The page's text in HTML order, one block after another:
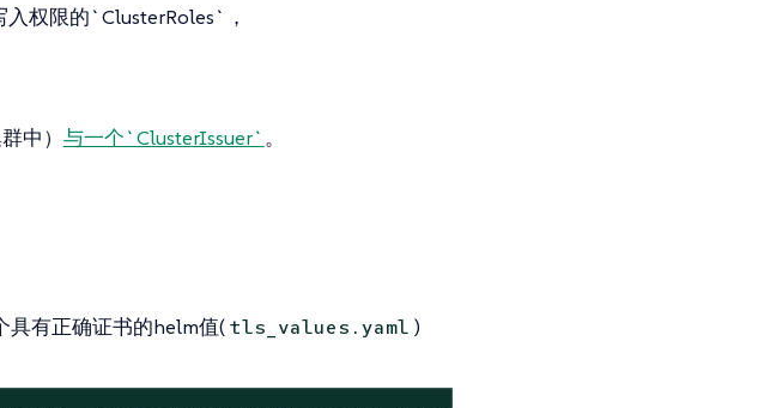
权限的`ClusterRoles`，
中） 与一个`ClusterIssuer` 。
具有正确证书的helm值( tls_values.yaml )